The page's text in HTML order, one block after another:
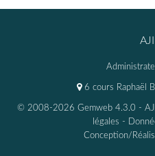
6 cours Raphaël
© 2008-2026 Gemweb 4.3.0 -
légales -
Conception/